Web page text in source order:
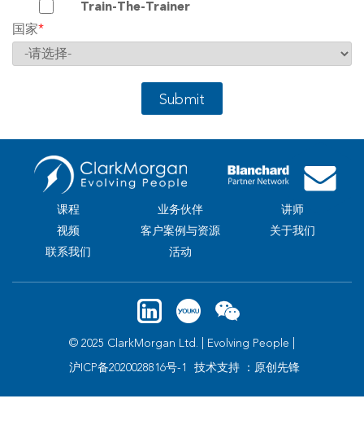
Train-The-Trainer
国家*
Submit
课程 业务伙伴
讲师
视频
客户案例与资源
关于我们
联系我们
活动
© 2025 ClarkMorgan Ltd. | Evolving People |
沪ICP备2020028816号-1 技术支持 ：原创先锋